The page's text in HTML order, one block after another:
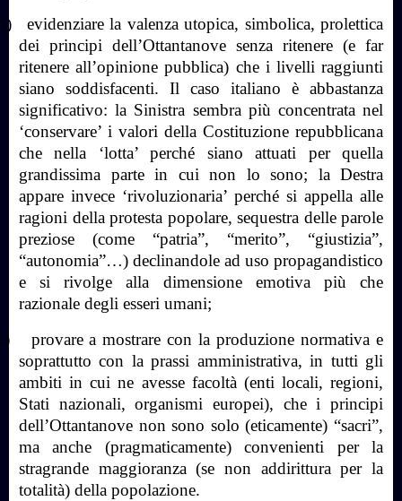
evidenziare la valenza utopica, simbolica, prolettica
dei principi dell’Ottantanove senza ritenere (e far
ritenere all’opinione pubblica) che i livelli raggiunti
siano soddisfacenti. Il caso italiano è abbastanza
significativo: la Sinistra sembra più concentrata nel
‘conservare’ i valori della Costituzione repubblicana
che nella ‘lotta’ perché siano attuati per quella
grandissima parte in cui non lo sono; la Destra
appare invece ‘rivoluzionaria’ perché si appella alle
ragioni della protesta popolare, sequestra delle parole
preziose (come “patria”, “merito”, “giustizia”,
“autonomia”…) declinandole ad uso propagandistico
e si rivolge alla dimensione emotiva più che
razionale degli esseri umani;
provare a mostrare con la produzione normativa e
soprattutto con la prassi amministrativa, in tutti gli
ambiti in cui ne avesse facoltà (enti locali, regioni,
Stati nazionali, organismi europei), che i principi
dell’Ottantanove non sono solo (eticamente) “sacri”,
ma anche (pragmaticamente) convenienti per la
stragrande maggioranza (se non addirittura per la
totalità) della popolazione.